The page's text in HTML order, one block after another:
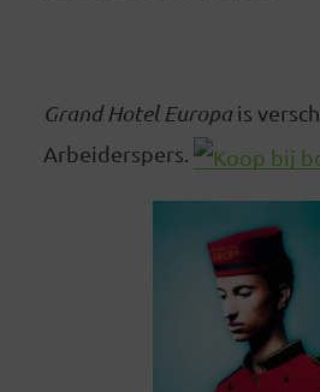
Grand Hotel Europa is
Arbeiderspers.